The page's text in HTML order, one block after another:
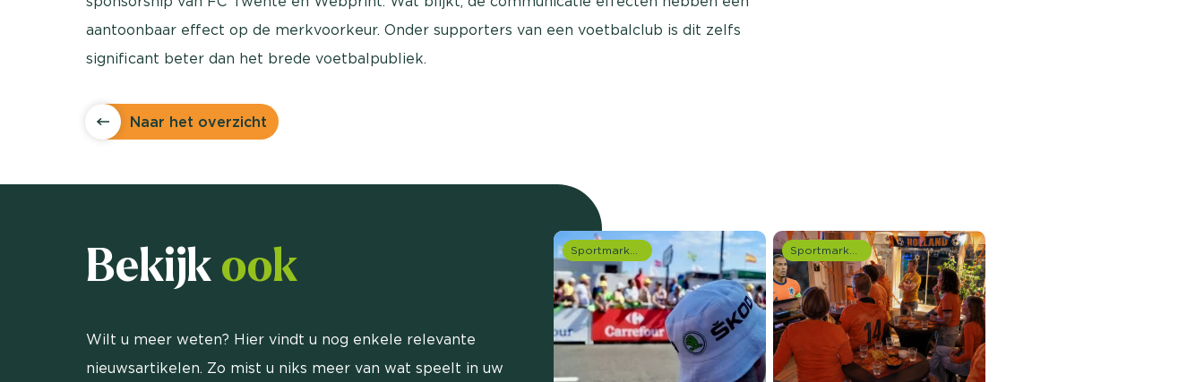
aantoonbaar effect op de merkvoorkeur. Onder supporters van een voetbalclub is dit zelfs
significant beter dan het brede voetbalpubliek.
Naar het overzicht
Bekijkook
Wilt u meer weten? Hier vindt u nog enkele relevante
nieuwsartikelen. Zo mist u niks meer van wat speelt in uw
Sportmarketing onderzoek Sportmarketing onderzoek